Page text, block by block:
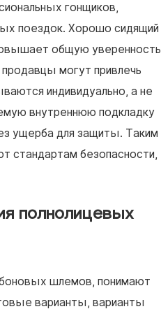
гонщиков,
поездок. Хорошо сидящий
общую уверенность
могут привлечь
индивидуально, а не
внутреннюю подкладку
ущерба для защиты. Таким
стандартам безопасности,
полнолицевых
шлемов, понимают
варианты, варианты